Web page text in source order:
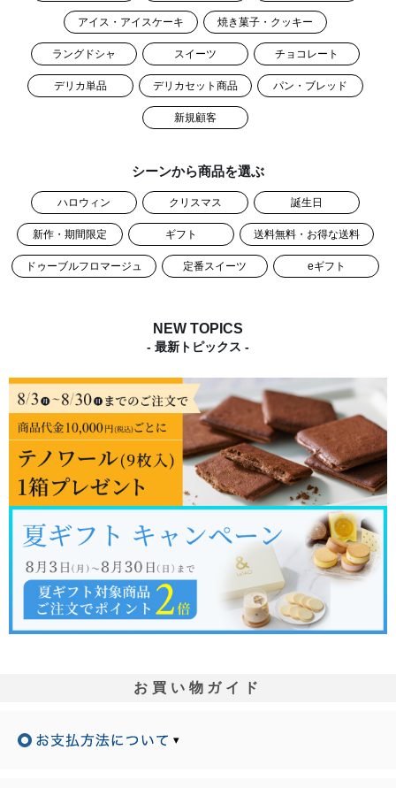
アイス・アイスケーキ 焼き菓子・クッキー
ラングドシャ スイーツ チョコレート
デリカ単品 デリカセット商品 パン・ブレッド
新規顧客
シーンから商品を選ぶ
ハロウィン クリスマス 誕生日
新作・期間限定 ギフト 送料無料・お得な送料
ドゥーブルフロマージュ 定番スイーツ eギフト
NEW TOPICS
- 最新トピックス -
お買い物ガイド
▾